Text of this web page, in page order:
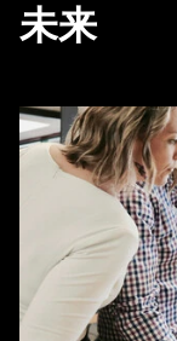
未来